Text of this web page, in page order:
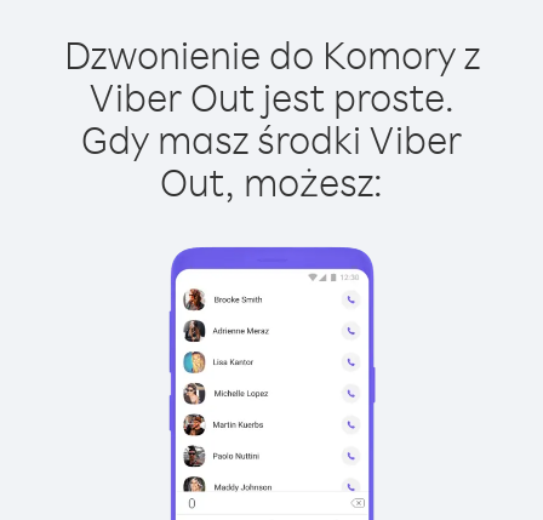
Dzwonienie do Komory z
Viber Out jest proste.
Gdy masz środki Viber
Out, możesz: